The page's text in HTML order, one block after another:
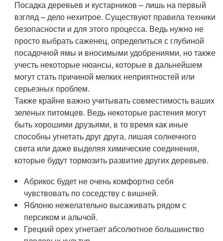
Посадка деревьев и кустарников – лишь на первый
взгляд – дело нехитрое. Существуют правила техники
безопасности и для этого процесса. Ведь нужно не
просто выбрать саженец, определиться с глубиной
посадочной ямы и вносимыми удобрениями, но также
учесть некоторые нюансы, которые в дальнейшем
могут стать причиной мелких неприятностей или
серьезных проблем.
Также крайне важно учитывать совместимость ваших
зеленых питомцев. Ведь некоторые растения могут
быть хорошими друзьями, в то время как иные
способны угнетать друг друга, лишая солнечного
света или даже выделяя химические соединения,
которые будут тормозить развитие других деревьев.
Абрикос будет не очень комфортно себя
чувствовать по соседству с вишней.
Яблоню нежелательно высаживать рядом с
персиком и алычой.
Грецкий орех угнетает абсолютное большинство